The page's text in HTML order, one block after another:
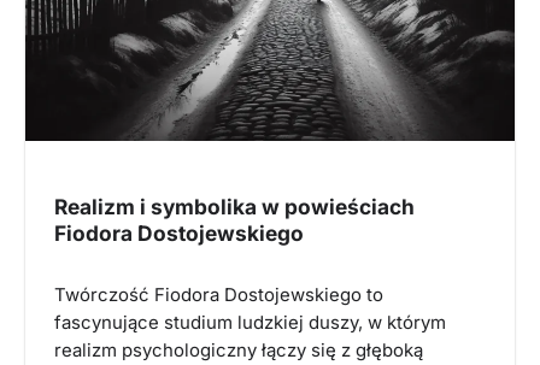
Realizm i symbolika w powieściach
Fiodora Dostojewskiego
Twórczość Fiodora Dostojewskiego to
fascynujące studium ludzkiej duszy, w którym
realizm psychologiczny łączy się z głęboką